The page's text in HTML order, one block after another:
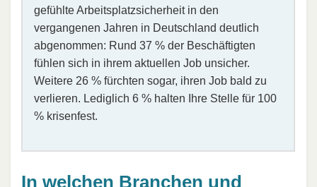
gefühlte Arbeitsplatzsicherheit in den
vergangenen Jahren in Deutschland deutlich
abgenommen: Rund 37 % der Beschäftigten
fühlen sich in ihrem aktuellen Job unsicher.
Weitere 26 % fürchten sogar, ihren Job bald zu
verlieren. Lediglich 6 % halten Ihre Stelle für 100
% krisenfest.
In welchen Branchen und